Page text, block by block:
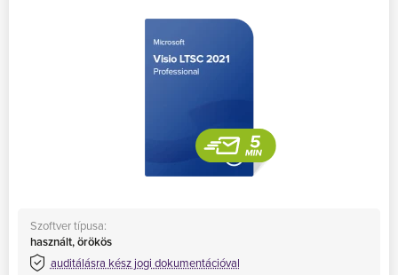
Szoftver típusa:
használt, örökös
auditálásra kész jogi dokumentációval